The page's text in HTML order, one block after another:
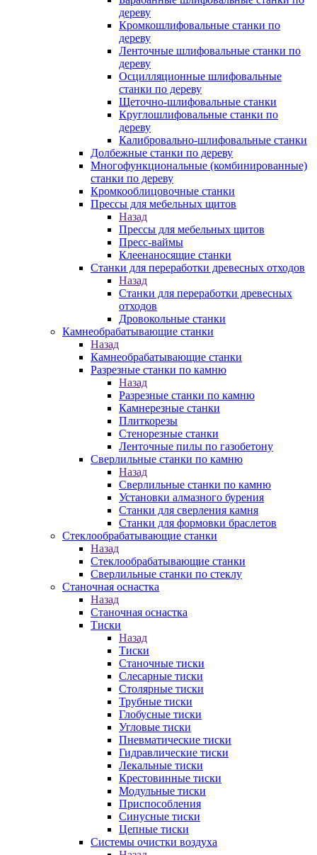
дереву
Кромкошлифовальные станки по
дереву
Ленточные шлифовальные станки по
дереву
Осцилляционные шлифовальные
станки по дереву
Щеточно-шлифовальные станки
Круглошлифовальные станки по
дереву
Калибровально-шлифовальные станки
Долбежные станки по дереву
Многофункциональные (комбинированные)
станки по дереву
Кромкооблицовочные станки
Прессы для мебельных щитов
Назад
Прессы для мебельных щитов
Пресс-ваймы
Клеенаносящие станки
Станки для переработки древесных отходов
Назад
Станки для переработки древесных
отходов
Дровокольные станки
Камнеобрабатывающие станки
Назад
Камнеобрабатывающие станки
Разрезные станки по камню
Назад
Разрезные станки по камню
Камнерезные станки
Плиткорезы
Стенорезные станки
Ленточные пилы по газобетону
Сверлильные станки по камню
Назад
Сверлильные станки по камню
Установки алмазного бурения
Станки для сверления камня
Станки для формовки браслетов
Стеклообрабатывающие станки
Назад
Стеклообрабатывающие станки
Сверлильные станки по стеклу
Станочная оснастка
Назад
Станочная оснастка
Тиски
Назад
Тиски
Станочные тиски
Слесарные тиски
Столярные тиски
Трубные тиски
Глобусные тиски
Угловые тиски
Пневматические тиски
Гидравлические тиски
Лекальные тиски
Крестовинные тиски
Модульные тиски
Приспособления
Синусные тиски
Цепные тиски
Системы очистки воздуха